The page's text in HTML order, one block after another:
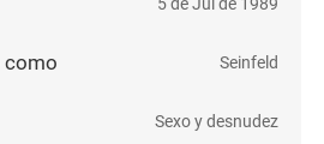
y The Shawshank
5 de Jul de 1989
como Seinfeld
Sexo y desnudez